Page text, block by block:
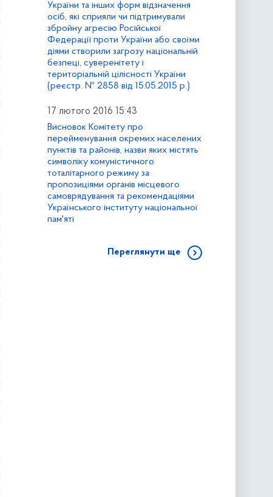
України та інших форм відзначення
осіб, які сприяли чи підтримували
збройну агресію Російської
Федерації проти України або своїми
діями створили загрозу національній
безпеці, суверенітету і
територіальній цілісності України
(реєстр. № 2858 від 15.05.2015 р.)
17 лютого 2016 15:43
Висновок Комітету про
перейменування окремих населених
пунктів та районів, назви яких містять
символіку комуністичного
тоталітарного режиму за
пропозиціями органів місцевого
самоврядування та рекомендаціями
Українського інституту національної
пам'яті
Переглянути ще